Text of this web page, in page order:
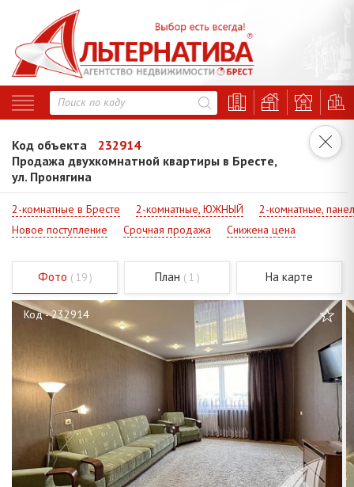
Код объекта
232914
Продажа двухкомнатной квартиры в Бресте,
ул. Пронягина
2-комнатные в Бресте 2-комнатные, ЮЖНЫЙ
2-комнатные,
Новое поступление
Срочная продажа Снижена цена
Фото ( 19 ) План ( 1 ) На карте
Код - 232914